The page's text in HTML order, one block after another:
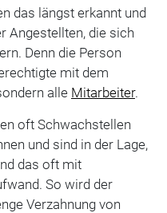
das längst erkannt und
Angestellten, die sich
Denn die Person
mit dem
alle Mitarbeiter.
oft Schwachstellen
und sind in der Lage,
das oft mit
So wird der
Verzahnung von